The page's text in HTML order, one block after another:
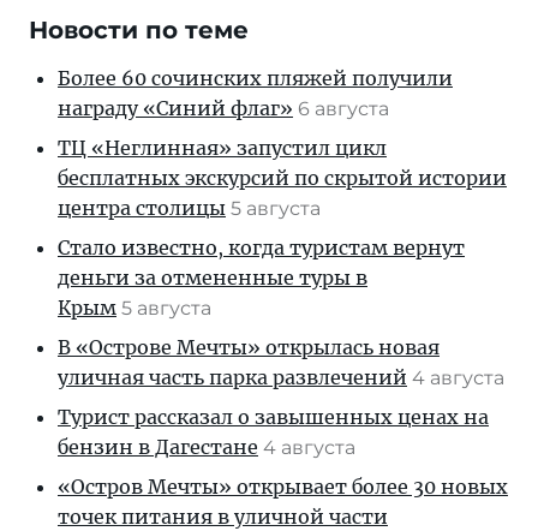
Новости по теме
Более 60 сочинских пляжей получили
награду «Синий флаг» 6 августа
ТЦ «Неглинная» запустил цикл
бесплатных экскурсий по скрытой истории
центра столицы 5 августа
Стало известно, когда туристам вернут
деньги за отмененные туры в
Крым 5 августа
В «Острове Мечты» открылась новая
уличная часть парка развлечений 4 августа
Турист рассказал о завышенных ценах на
бензин в Дагестане 4 августа
«Остров Мечты» открывает более 30 новых
точек питания в уличной части